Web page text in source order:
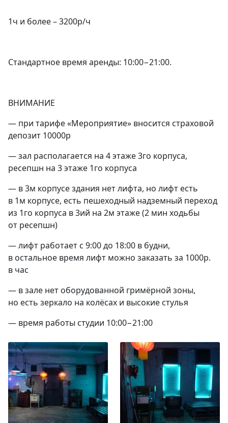
1ч и более – 3200р/ч
Стандартное время аренды: 10:00−21:00.
️ВНИМАНИЕ
— при тарифе «Мероприятие» вносится страховой
депозит 10000р
— зал располагается на 4 этаже 3го корпуса,
ресепшн на 3 этаже 1го корпуса
— в 3м корпусе здания нет лифта, но лифт есть
в 1м корпусе, есть пешеходный надземный переход
из 1го корпуса в 3ий на 2м этаже (2 мин ходьбы
от ресепшн)
— лифт работает с 9:00 до 18:00 в будни,
в остальное время лифт можно заказать за 1000р.
в час
— в зале нет оборудованной гримёрной зоны,
но есть зеркало на колёсах и высокие стулья
— время работы студии 10:00−21:00